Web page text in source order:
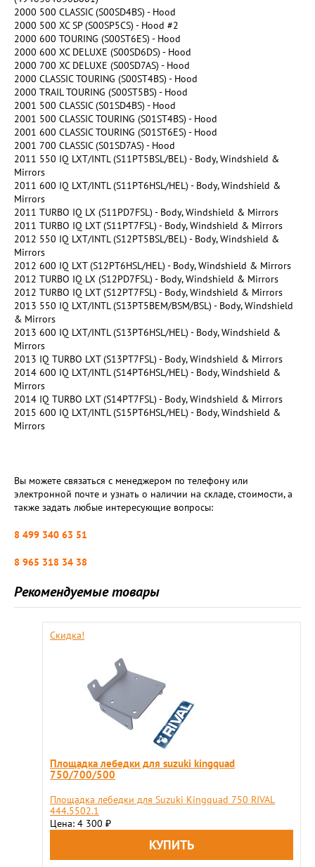
2000 500 CLASSIC (S00SD4BS) - Hood
2000 500 XC SP (S00SP5CS) - Hood #2
2000 600 TOURING (S00ST6ES) - Hood
2000 600 XC DELUXE (S00SD6DS) - Hood
2000 700 XC DELUXE (S00SD7AS) - Hood
2000 CLASSIC TOURING (S00ST4BS) - Hood
2000 TRAIL TOURING (S00ST5BS) - Hood
2001 500 CLASSIC (S01SD4BS) - Hood
2001 500 CLASSIC TOURING (S01ST4BS) - Hood
2001 600 CLASSIC TOURING (S01ST6ES) - Hood
2001 700 CLASSIC (S01SD7AS) - Hood
2011 550 IQ LXT/INTL (S11PT5BSL/BEL) - Body, Windshield &
Mirrors
2011 600 IQ LXT/INTL (S11PT6HSL/HEL) - Body, Windshield &
Mirrors
2011 TURBO IQ LX (S11PD7FSL) - Body, Windshield & Mirrors
2011 TURBO IQ LXT (S11PT7FSL) - Body, Windshield & Mirrors
2012 550 IQ LXT/INTL (S12PT5BSL/BEL) - Body, Windshield &
Mirrors
2012 600 IQ LXT (S12PT6HSL/HEL) - Body, Windshield & Mirrors
2012 TURBO IQ LX (S12PD7FSL) - Body, Windshield & Mirrors
2012 TURBO IQ LXT (S12PT7FSL) - Body, Windshield & Mirrors
2013 550 IQ LXT/INTL (S13PT5BEM/BSM/BSL) - Body, Windshield
& Mirrors
2013 600 IQ LXT/INTL (S13PT6HSL/HEL) - Body, Windshield &
Mirrors
2013 IQ TURBO LXT (S13PT7FSL) - Body, Windshield & Mirrors
2014 600 IQ LXT/INTL (S14PT6HSL/HEL) - Body, Windshield &
Mirrors
2014 IQ TURBO LXT (S14PT7FSL) - Body, Windshield & Mirrors
2015 600 IQ LXT/INTL (S15PT6HSL/HEL) - Body, Windshield &
Mirrors
Вы можете связаться с менеджером по телефону или
электронной почте и узнать о наличии на складе, стоимости, а
также задать любые интересующие вопросы:
8 499 340 63 51
8 965 318 34 38
Рекомендуемые товары
Скидка!
Площадка лебедки для suzuki kingquad
750/700/500
Площадка лебедки для Suzuki Kingquad 750 RIVAL
444.5502.1
Цена: 4 300 ₽